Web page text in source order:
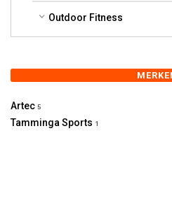
Outdoor Fitness
Artec 5
Tamminga Sports 1